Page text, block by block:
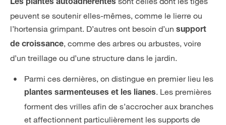
Les plantes autoadhérentes
peuvent se soutenir elles-mêmes, comme le lierre ou
l’hortensia grimpant. D’autres ont besoin d’un support
de croissance, comme des arbres ou arbustes, voire
d’un treillage ou d’une structure dans le jardin.
Parmi ces dernières, on distingue en premier lieu les
plantes sarmenteuses et les lianes. Les premières
forment des vrilles afin de s’accrocher aux branches
et affectionnent particulièrement les supports de